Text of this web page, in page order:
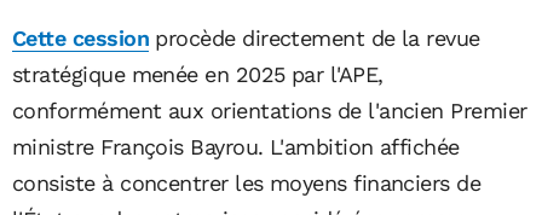
Cette cessionprocède directement de la revue
stratégique menée en 2025 par l'APE,
conformément aux orientations de l'ancien Premier
ministre François Bayrou. L'ambition affichée
consiste à concentrer les moyens financiers de